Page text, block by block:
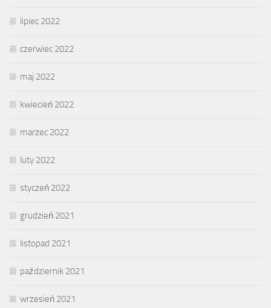
lipiec 2022
czerwiec 2022
maj 2022
kwiecień 2022
marzec 2022
luty 2022
styczeń 2022
grudzień 2021
listopad 2021
październik 2021
wrzesień 2021